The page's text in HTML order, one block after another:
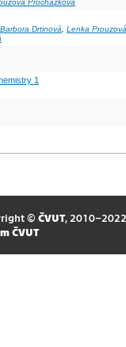
Procházková
Barbora Drtinová, Lenka
1
© ČVUT, 2010–2022
ČVUT